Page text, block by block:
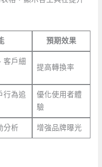
預期效果
客戶細
提高轉換率
行為追
優化使用者體
驗
分析 增強品牌曝光